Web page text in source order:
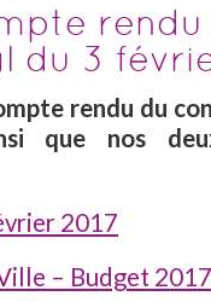
du 3
rendu du
que nos
2017
– Budget 2017